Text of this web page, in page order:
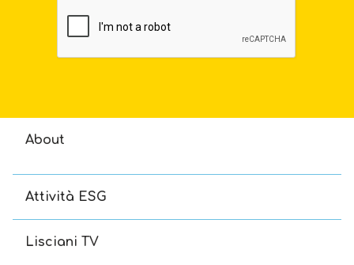
About
Attività ESG
Lisciani TV